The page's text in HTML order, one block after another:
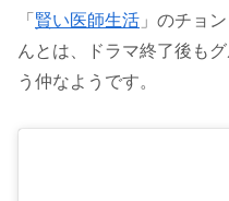
「 賢い医師生活 」のチョ
んとは、ドラマ終了後も
う仲なようです。